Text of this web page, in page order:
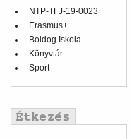
NTP-TFJ-19-0023
Erasmus+
Boldog Iskola
Könyvtár
Sport